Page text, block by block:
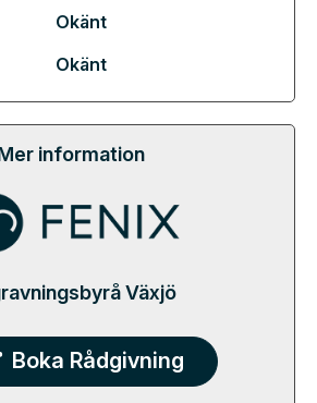
Okänt
Okänt
information
Växjö
Boka Rådgivning